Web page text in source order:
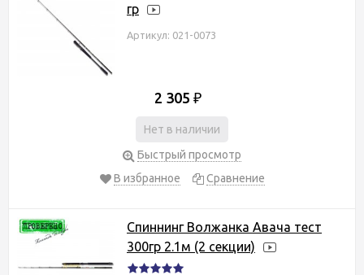
гр
Артикул: 021-0073
2 305 ₽
Нет в наличии
Быстрый просмотр
В избранное
Сравнение
Спиннинг Волжанка Авача тест
300гр 2.1м (2 секции)